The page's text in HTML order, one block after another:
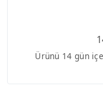
Ürünü 14 gün